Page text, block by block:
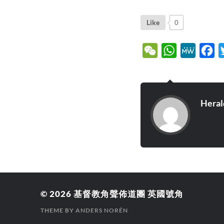
Like 0
WeChatWhatsApp
MeWe
© 2026 基督教角聲佈道團 英國號角
THEME BY ANDERS NORÉN